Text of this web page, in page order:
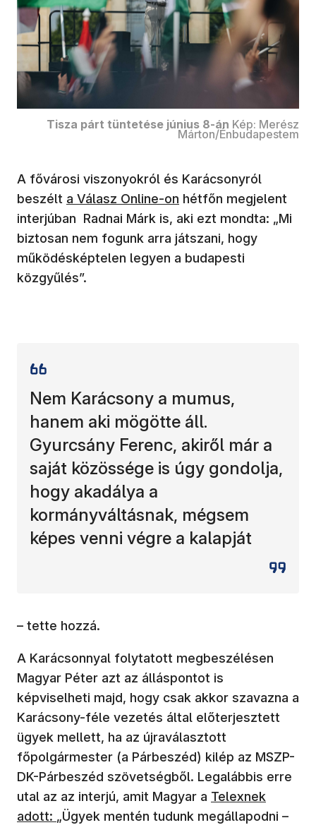
Tisza párt tüntetése június 8-án Kép: Merész
Márton/Énbudapestem
A fővárosi viszonyokról és Karácsonyról
beszélt a Válasz Online-on hétfőn megjelent
interjúban Radnai Márk is, aki ezt mondta: „Mi
biztosan nem fogunk arra játszani, hogy
működésképtelen legyen a budapesti
közgyűlés”.
Nem Karácsony a mumus,
hanem aki mögötte áll.
Gyurcsány Ferenc, akiről már a
saját közössége is úgy gondolja,
hogy akadálya a
kormányváltásnak, mégsem
képes venni végre a kalapját
– tette hozzá.
A Karácsonnyal folytatott megbeszélésen
Magyar Péter azt az álláspontot is
képviselheti majd, hogy csak akkor szavazna a
Karácsony-féle vezetés által előterjesztett
ügyek mellett, ha az újraválasztott
főpolgármester (a Párbeszéd) kilép az MSZP-
DK-Párbeszéd szövetségből. Legalábbis erre
utal az az interjú, amit Magyar a Telexnek
adott: „Ügyek mentén tudunk megállapodni –